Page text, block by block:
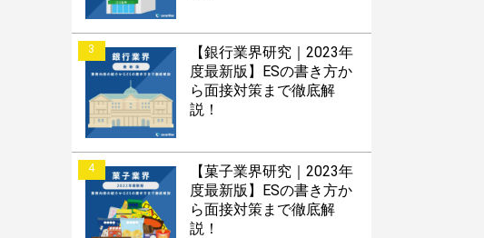
3
【銀行業界研究｜2023年
度最新版】ESの書き方か
ら面接対策まで徹底解
説！
4
【菓子業界研究｜2023年
度最新版】ESの書き方か
ら面接対策まで徹底解
説！